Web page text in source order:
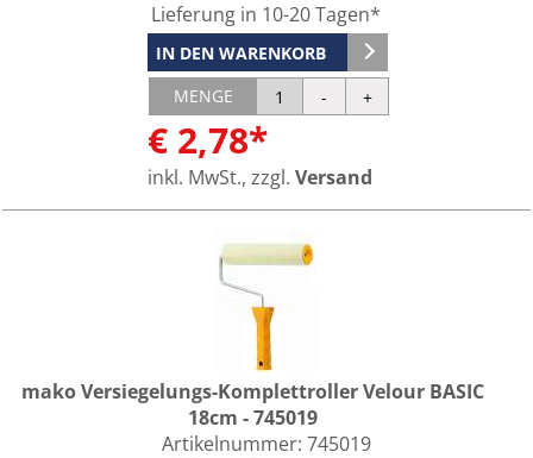
Lieferung in 10-20 Tagen*
IN DEN WARENKORB
MENGE
€ 2,78*
inkl. MwSt., zzgl. Versand
mako Versiegelungs-Komplettroller Velour BASIC
18cm - 745019
Artikelnummer: 745019